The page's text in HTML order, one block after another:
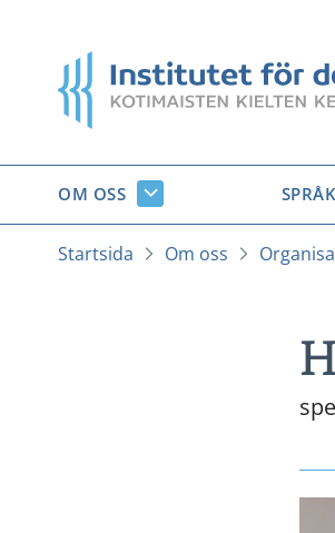
innehåll
Startsida
OM OSS
Om
oss
undersidor
Startsida
Om oss